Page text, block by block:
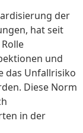
der
hat seit
und
das Unfallrisiko
Diese Norm
in der